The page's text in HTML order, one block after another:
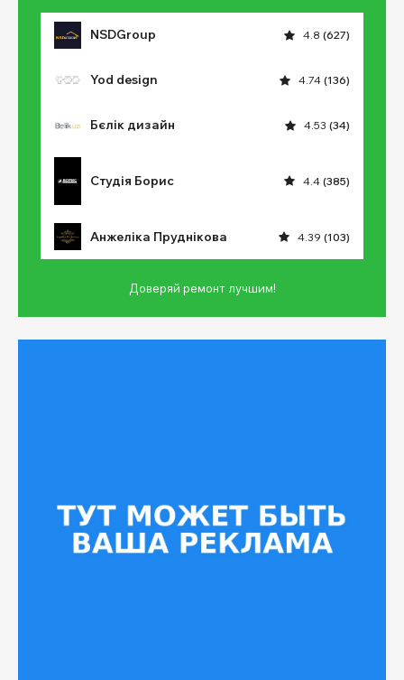
NSDGroup 4.8 (627)
Yod design 4.74 (136)
Бєлік дизайн 4.53 (34)
Студія Борис 4.4 (385)
Анжеліка Пруднікова 4.39 (103)
Доверяй ремонт лучшим!